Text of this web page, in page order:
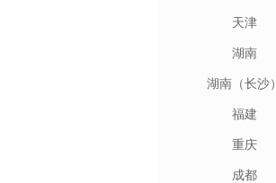
天津
湖南
湖南（长沙）
福建
重庆
成都